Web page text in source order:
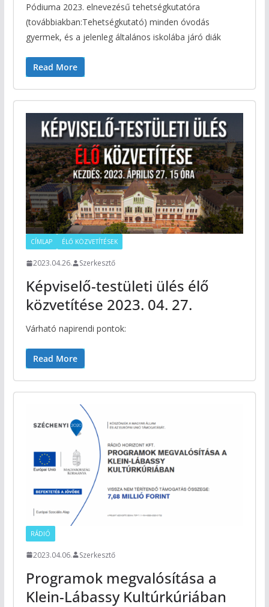
Pódiuma 2023. elnevezésű tehetségkutatóra
(továbbiakban:Tehetségkutató) minden óvodás
gyermek, és a jelenleg általános iskolába járó diák
Read More
CÍMLAP ÉLŐ KÖZVETÍTÉSEK
2023.04.26. Szerkesztő
Képviselő-testületi ülés élő
közvetítése 2023. 04. 27.
Várható napirendi pontok:
Read More
RÁDIÓ
2023.04.06. Szerkesztő
Programok megvalósítása a
Klein-Lábassy Kultúrkúriában